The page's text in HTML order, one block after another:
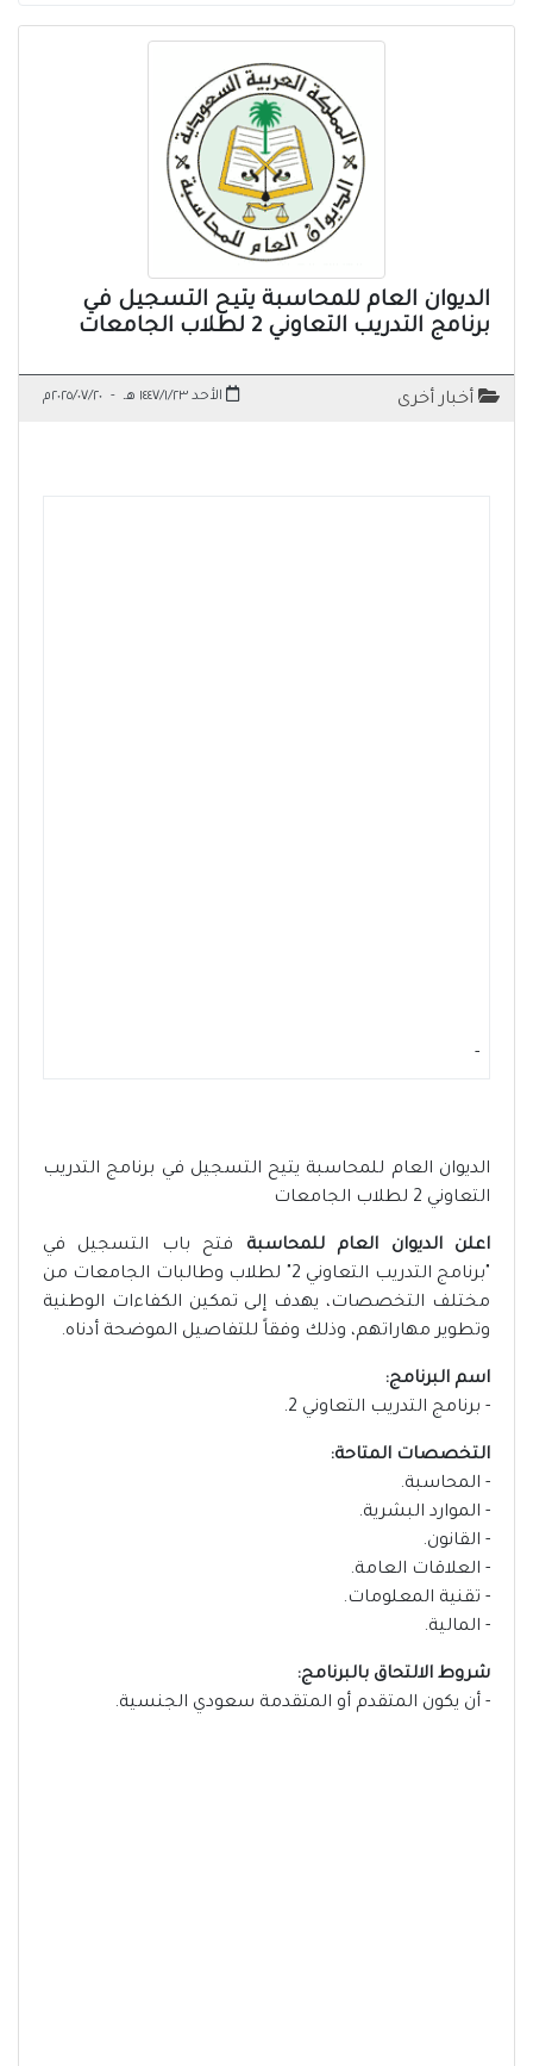
الديوان العام للمحاسبة يتيح التسجيل في
برنامج التدريب التعاوني 2 لطلاب الجامعات
أخبار أخرى الأحد ١٤٤٧/١/٢٣ هـ - ٢٠٢٥/٠٧/٢٠م
-
الديوان العام للمحاسبة يتيح التسجيل في برنامج التدريب
التعاوني 2 لطلاب الجامعات
اعلن الديوان العام للمحاسبة فتح باب التسجيل في
"برنامج التدريب التعاوني 2" لطلاب وطالبات الجامعات من
مختلف التخصصات، يهدف إلى تمكين الكفاءات الوطنية
وتطوير مهاراتهم، وذلك وفقاً للتفاصيل الموضحة أدناه.
اسم البرنامج:
- برنامج التدريب التعاوني 2.
التخصصات المتاحة:
- المحاسبة.
- الموارد البشرية.
- القانون.
- العلاقات العامة.
- تقنية المعلومات.
- المالية.
شروط الالتحاق بالبرنامج:
- أن يكون المتقدم أو المتقدمة سعودي الجنسية.